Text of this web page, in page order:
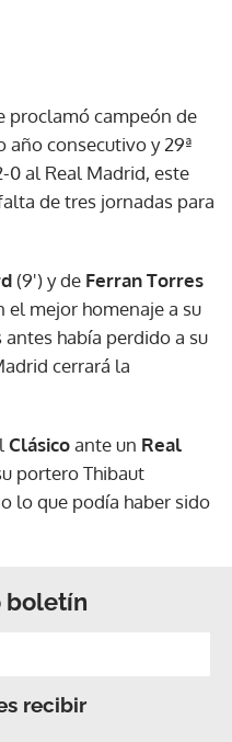
proclamó campeón de
año consecutivo y 29ª
0 al Real Madrid, este
de tres jornadas para
(9') y de Ferran Torres
el mejor homenaje a su
había perdido a su
cerrará la
Clásicoante un Real
portero Thibaut
lo que podía haber sido
boletín
recibir